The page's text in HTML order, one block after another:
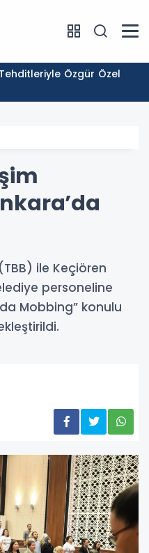
Özgür Özel
ile Keçiören
personeline
Mobbing” konulu